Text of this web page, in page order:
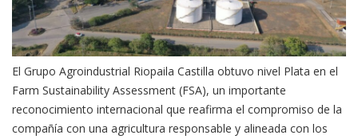
El Grupo Agroindustrial Riopaila Castilla obtuvo nivel Plata en el
Farm Sustainability Assessment (FSA), un importante
reconocimiento internacional que reafirma el compromiso de la
compañía con una agricultura responsable y alineada con los